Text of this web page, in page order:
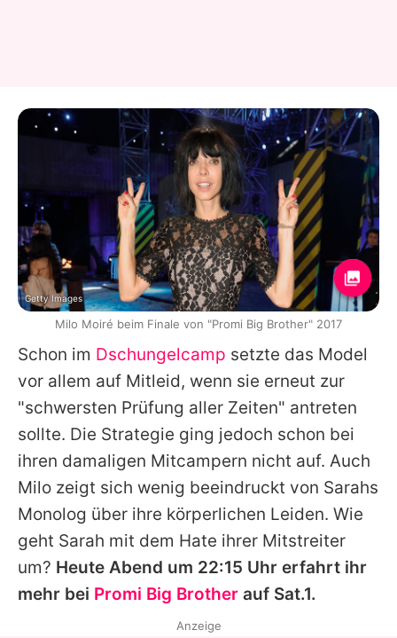
Schon im Dschungelcamp setzte das Model
vor allem auf Mitleid, wenn sie erneut zur
"schwersten Prüfung aller Zeiten" antreten
sollte. Die Strategie ging jedoch schon bei
ihren damaligen Mitcampern nicht auf. Auch
Milo zeigt sich wenig beeindruckt von Sarahs
Monolog über ihre körperlichen Leiden. Wie
geht Sarah mit dem Hate ihrer Mitstreiter
um? Heute Abend um 22:15 Uhr erfahrt ihr
mehr bei Promi Big Brother auf Sat.1.
Getty Images
Milo Moiré beim Finale von "Promi Big Brother" 2017
Anzeige